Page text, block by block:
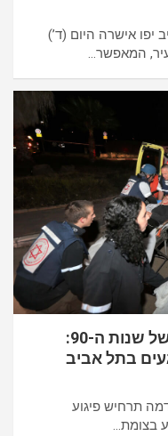
יפו אישרה היום (ד’)
המאפשר…
חזרה לימי פיגועי ההתאבדות של שנות ה-90:
בתל אביב
תרחיש פיגוע
בצומת…